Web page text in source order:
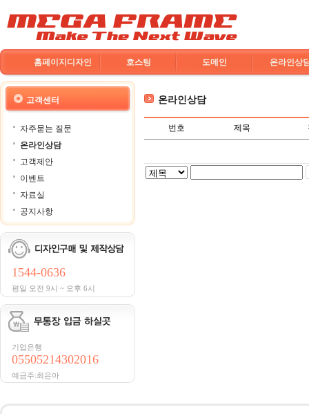
홈페이지디자인 호스팅 도메인 온라인상
고객센터
자주묻는 질문
온라인상담
고객제안
이벤트
자료실
공지사항
1544-0636
평일 오전 9시 ~ 오후 6시
기업은행
05505214302016
예금주:최은아
온라인상담
번호 제목